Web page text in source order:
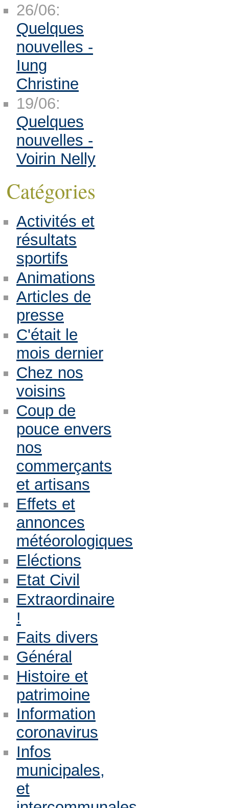
26/06:
Quelques
nouvelles -
Iung
Christine
19/06:
Quelques
nouvelles -
Voirin Nelly
Catégories
Activités et
résultats
sportifs
Animations
Articles de
presse
C'était le
mois dernier
Chez nos
voisins
Coup de
pouce envers
nos
commerçants
et artisans
Effets et
annonces
météorologiques
Eléctions
Etat Civil
Extraordinaire
!
Faits divers
Général
Histoire et
patrimoine
Information
coronavirus
Infos
municipales,
et